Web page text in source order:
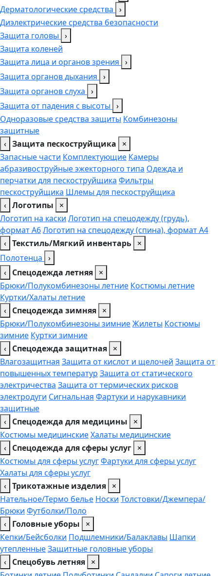
Дерматологические средства ›
Диэлектрические средства безопасности
Защита головы ›
Защита коленей
Защита лица и органов зрения ›
Защита органов дыхания ›
Защита органов слуха ›
Защита от падения с высоты ›
Одноразовые средства защиты Комбинезоны
защитные
‹ Защита пескоструйщика
×
Запасные части Комплектующие Камеры
абразивоструйные эжекторного типа Одежда и
перчатки для пескоструйщика Фильтры
пескоструйщика Шлемы для пескоструйщика
‹ Логотипы
×
Логотип на каски Логотип на спецодежду (грудь),
формат А6Логотип на спецодежду (спина), формат А4
‹ Текстиль/Мягкий инвентарь ×
Полотенца ›
‹ Спецодежда летняя ×
Брюки/Полукомбинезоны летние Костюмы летние
Куртки/Халаты летние
‹ Спецодежда зимняя ×
Брюки/Полукомбинезоны зимниеЖилеты Костюмы
зимние Куртки зимние
‹ Спецодежда защитная ×
Влагозащитная Защита от кислот и щелочей Защита от
повышенных температур Защита от статического
электричества Защита от термических рисков
электродуги Сигнальная Фартуки и нарукавники
защитные
‹ Спецодежда для медицины
×
Костюмы медицинскиеХалаты медицинские
‹ Спецодежда для сферы услуг ×
Костюмы для сферы услугФартуки для сферы услуг
Халаты для сферы услуг
‹ Трикотажные изделия ×
Нательное/Термо белье Носки Толстовки/Джемпера/
Брюки Футболки/Поло
‹ Головные уборы
×
Кепки/Бейсболки Подшлемники/Балаклавы Шапки
утепленныеЗащитные головные уборы
‹ Спецобувь летняя ×